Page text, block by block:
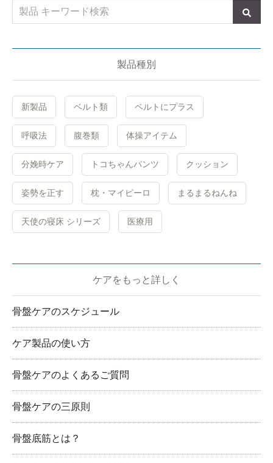
製品種別
新製品 ベルト類 ベルトにプラス
呼吸法 腹巻類 体操アイテム
分娩時ケア トコちゃんパンツ クッション
姿勢を正す 枕・マイピーロ まるまるねんね
天使の寝床 シリーズ 医療用
ケアをもっと詳しく
骨盤ケアのスケジュール
ケア製品の使い方
骨盤ケアのよくあるご質問
骨盤ケアの三原則
骨盤底筋とは？